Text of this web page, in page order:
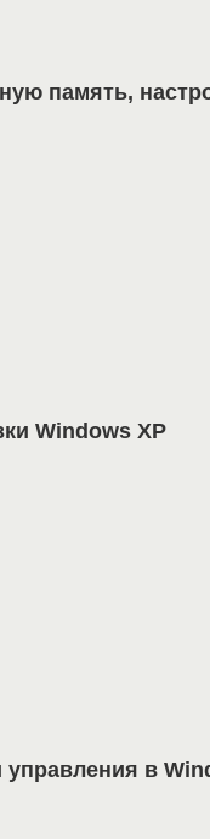
память,
Windows XP
управления в